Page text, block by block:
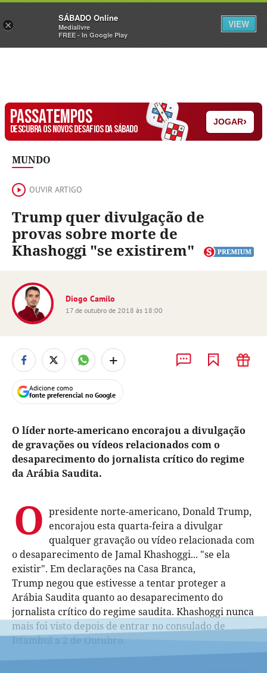
Sábado Assine Iniciar Sessão
PASSATEMPOS
DESCUBRA OS NOVOS DESAFIOS DA SÁBADO
JOGAR›
MUNDO
OUVIR ARTIGO
Trump quer divulgação de
provas sobre morte de
Khashoggi "se existirem"
Diogo Camilo
17 de outubro de 2018 às 18:00
+
Adicione como
fonte preferencial no Google
O líder norte-americano encorajou a divulgação
de gravações ou vídeos relacionados com o
desaparecimento do jornalista crítico do regime
da Arábia Saudita.
O presidente norte-americano, Donald Trump,
encorajou esta quarta-feira a divulgar
qualquer gravação ou vídeo relacionada com
o desaparecimento de Jamal Khashoggi... "se ela
existir". Em declarações na Casa Branca,
Trump negou que estivesse a tentar proteger a
Arábia Saudita quanto ao desaparecimento do
jornalista crítico do regime saudita. Khashoggi nunca
mais foi visto depois de entrar no consulado de
Istambul a 2 de Outubro.
×
SÁBADO Online
Medialivre
FREE - In Google Play
VIEW